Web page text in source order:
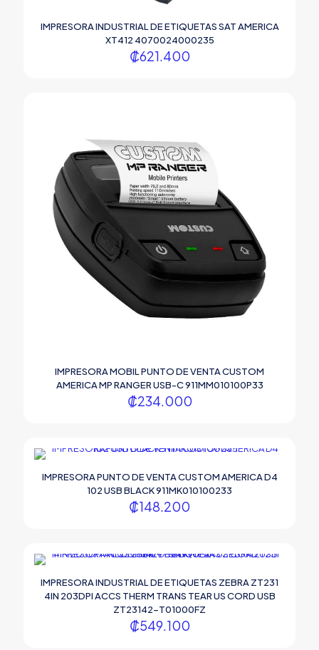
IMPRESORA INDUSTRIAL DE ETIQUETAS SAT AMERICA
XT412 4070024000235
₡621.400
IMPRESORA MOBIL PUNTO DE VENTA CUSTOM
AMERICA MP RANGER USB-C 911MM010100P33
₡234.000
IMPRESORA PUNTO DE VENTA CUSTOM AMERICA D4
102 USB BLACK 911MK010100233
₡148.200
IMPRESORA INDUSTRIAL DE ETIQUETAS ZEBRA ZT231
4IN 203DPI ACCS THERM TRANS TEAR US CORD USB
ZT23142-T01000FZ
₡549.100